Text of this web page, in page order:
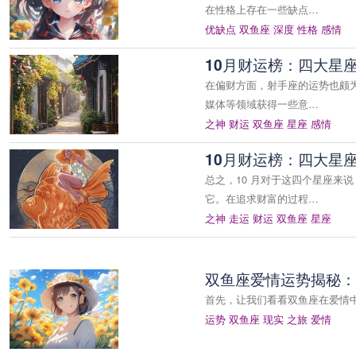
在性格上存在一些缺点…
优缺点 双鱼座 深度 性格 感情
10月财运榜：四大星
在偏财方面，射手座的运势也颇
媒体等领域获得一些意…
之神 财运 双鱼座 星座 感情
10月财运榜：四大星
总之，10 月对于这四个星座来
它。在追求财富的过程…
之神 走运 财运 双鱼座 星座
双鱼座爱情运势揭秘
首先，让我们看看双鱼座在爱情
运势 双鱼座 现实 之旅 爱情